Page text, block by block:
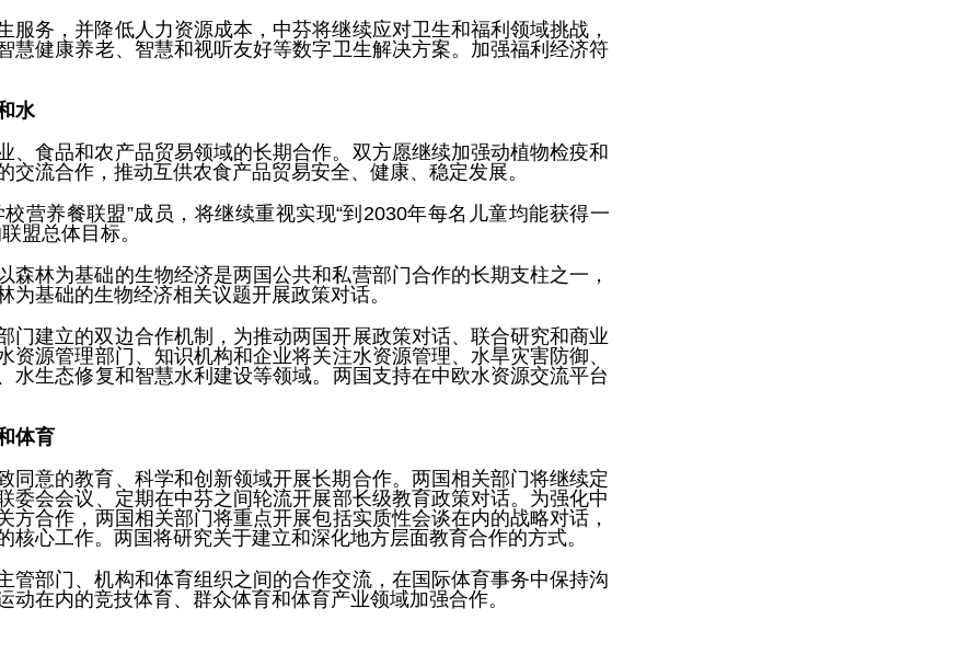
服务，并降低人力资源成本，中芬将继续应对卫生和福利领域挑战，
慧健康养老、智慧和视听友好等数字卫生解决方案。加强福利经济符
水
、食品和农产品贸易领域的长期合作。双方愿继续加强动植物检疫和
交流合作，推动互供农食产品贸易安全、健康、稳定发展。
校营养餐联盟”成员，将继续重视实现“到2030年每名儿童均能获得一
盟总体目标。
森林为基础的生物经济是两国公共和私营部门合作的长期支柱之一，
为基础的生物经济相关议题开展政策对话。
门建立的双边合作机制，为推动两国开展政策对话、联合研究和商业
资源管理部门、知识机构和企业将关注水资源管理、水旱灾害防御、
水生态修复和智慧水利建设等领域。两国支持在中欧水资源交流平台
体育
同意的教育、科学和创新领域开展长期合作。两国相关部门将继续定
委会会议、定期在中芬之间轮流开展部长级教育政策对话。为强化中
方合作，两国相关部门将重点开展包括实质性会谈在内的战略对话，
核心工作。两国将研究关于建立和深化地方层面教育合作的方式。
管部门、机构和体育组织之间的合作交流，在国际体育事务中保持沟
动在内的竞技体育、群众体育和体育产业领域加强合作。